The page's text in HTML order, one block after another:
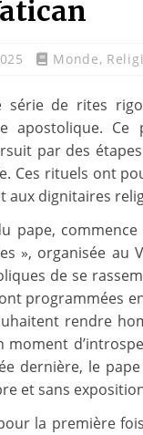
Monde,
série de rites
apostolique. Ce
par des
Ces rituels ont
dignitaires
pape,
», organisée
de se
programmées
rendre
moment
dernière, le
et sans
la première